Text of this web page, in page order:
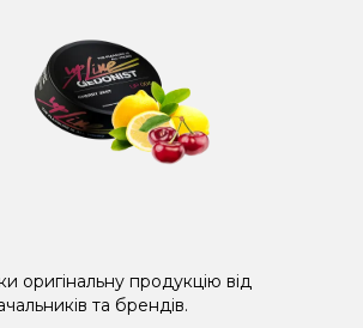
оригінальну продукцію від
та брендів.